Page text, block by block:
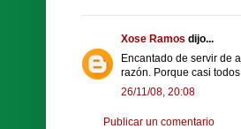
Xose Ramos dijo...
Encantado de servir de
razón. Porque casi
26/11/08, 20:08
Publicar un comentario